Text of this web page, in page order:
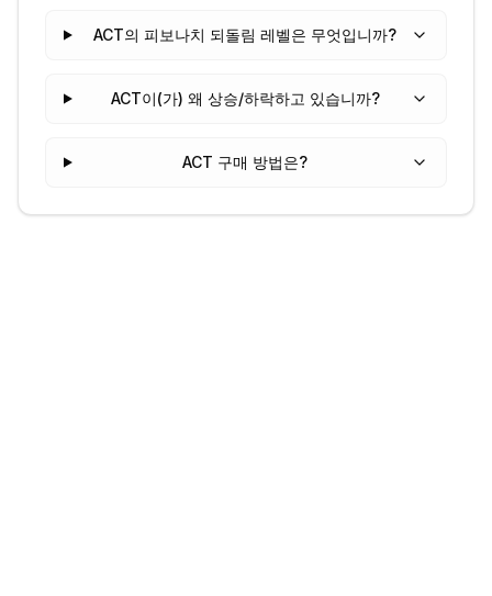
ACT의 피보나치 되돌림 레벨은 무엇입니까?
ACT이(가) 왜 상승/하락하고 있습니까?
ACT 구매 방법은?